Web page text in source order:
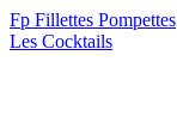
Fp Fillettes Pompettes
Les Cocktails